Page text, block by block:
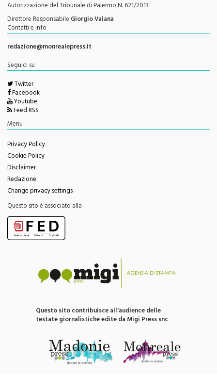
Autorizzazione del Tribunale di Palermo N. 621/2013
Direttore Responsabile Giorgio Vaiana
Contatti e info
redazione@monrealepress.it
Seguici su
Twitter
Facebook
Youtube
Feed RSS
Menu
Privacy Policy
Cookie Policy
Disclaimer
Redazione
Change privacy settings
Questo sito è associato alla
Questo sito contribuisce all'audience delle
testate giornalistiche edite da Migi Press snc